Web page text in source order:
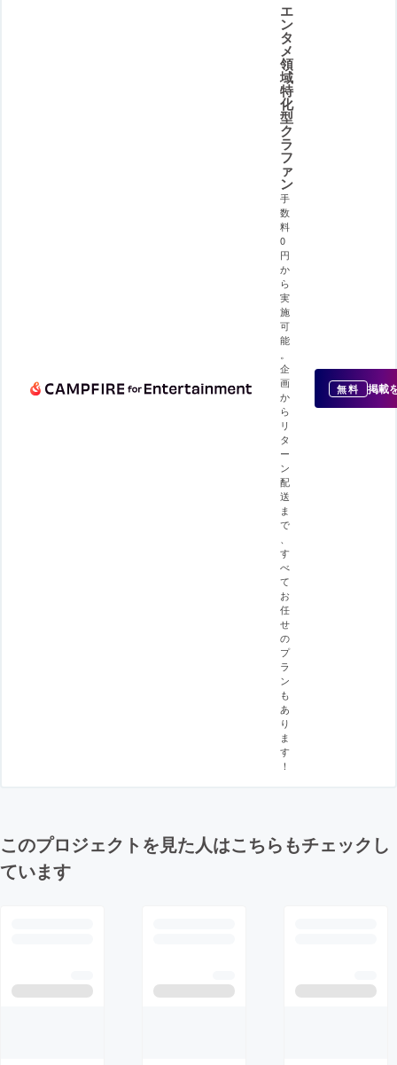
エ
ン
タ
メ
領
域
特
化
型
ク
ラ
フ
ァ
ン
手
数
料
0
円
か
ら
実
施
可
能
。
企
画
か
ら
リ
タ
ー
ン
配
送
ま
で
、
す
べ
て
お
任
せ
の
プ
ラ
ン
も
あ
り
ま
す
！
無料 掲載
このプロジェクトを見た人はこちらもチェックし
ています